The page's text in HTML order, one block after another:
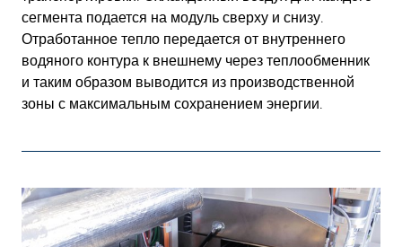
сегмента подается на модуль сверху и снизу.
Отработанное тепло передается от внутреннего
водяного контура к внешнему через теплообменник
и таким образом выводится из производственной
зоны с максимальным сохранением энергии.